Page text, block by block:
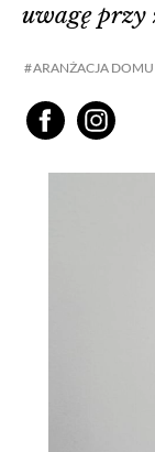
ARANŻACJA DOMU
uwagę przy